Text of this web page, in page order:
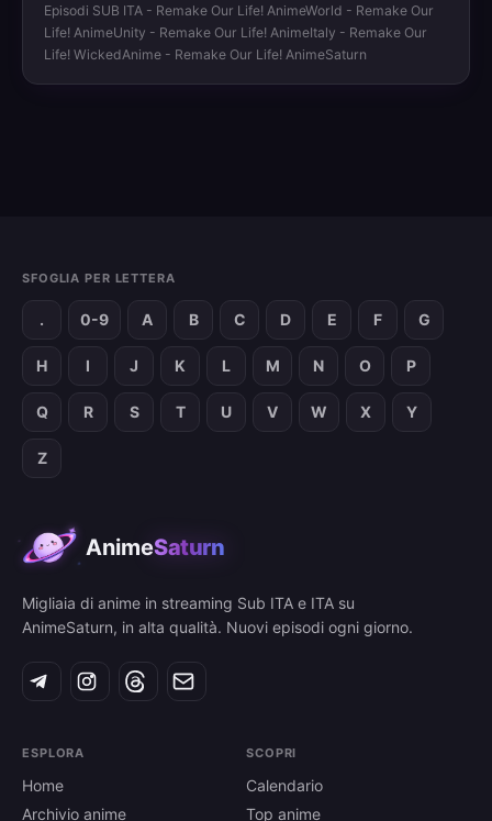
Episodi SUB ITA - Remake Our Life! AnimeWorld - Remake Our
Life! AnimeUnity - Remake Our Life! AnimeItaly - Remake Our
Life! WickedAnime - Remake Our Life! AnimeSaturn
SFOGLIA PER LETTERA
. 0-9 A B C D E F G
H I J K L M N O P
Q R S T U V W X Y
Z
AnimeSaturn
Migliaia di anime in streaming Sub ITA e ITA su
AnimeSaturn, in alta qualità. Nuovi episodi ogni giorno.
ESPLORA
Home
Archivio anime
SCOPRI
Calendario
Top anime